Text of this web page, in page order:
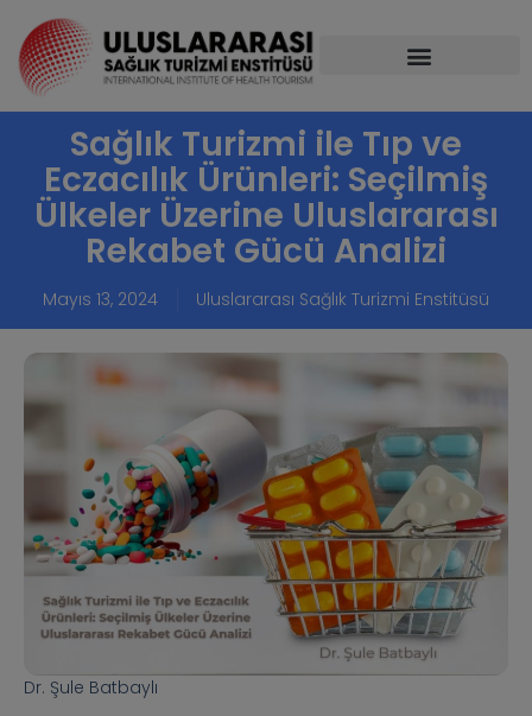
Sağlık Turizmi ile Tıp ve
Eczacılık Ürünleri: Seçilmiş
Ülkeler Üzerine Uluslararası
Rekabet Gücü Analizi
Mayıs 13, 2024 Uluslararası Sağlık Turizmi Enstitüsü
Dr. Şule Batbaylı